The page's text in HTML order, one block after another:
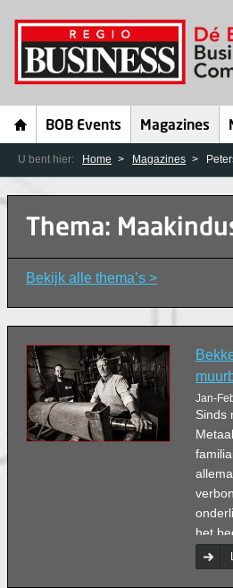
BOB Events Magazines
U bent hier: Home Magazines
Thema:
Bekijk alle thema’s >
Jan-
Sinds
het